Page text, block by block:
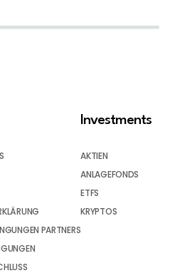
PARTNERS
Investments
AKTIEN
ANLAGEFONDS
ETFS
KRYPTOS